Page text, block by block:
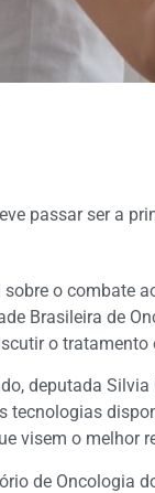
passar ser a
o combate
Brasileira de
o tratamento
deputada
tecnologias
visem o melhor
de Oncologia